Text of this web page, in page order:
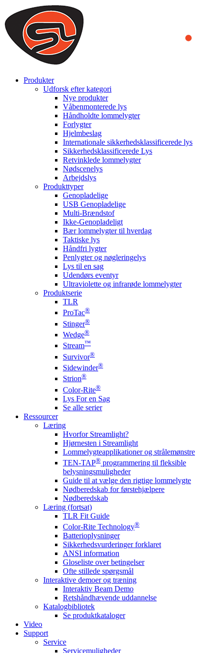
We use cookies to ensure that we provide you the best experience
on our website. By continuing to browse this website, you accept
that cookies are used to help us analyze how the website is used and
to offer you a better experience. To learn more or to find out how
you can disable cookies, you can access our
Produkter
Udforsk efter kategori
Nye produkter
Våbenmonterede lys
Håndholdte lommelygter
Forlygter
Hjelmbeslag
Internationale sikkerhedsklassificerede lys
Sikkerhedsklassificerede Lys
Retvinklede lommelygter
Nødscenelys
Arbejdslys
Produkttyper
Genopladelige
USB Genopladelige
Multi-Brændstof
Ikke-Genopladeligt
Bær lommelygter til hverdag
Taktiske lys
Håndfri lygter
Penlygter og nøgleringelys
Lys til en sag
Udendørs eventyr
Ultraviolette og infrarøde lommelygter
Produktserie
TLR
ProTac®
Stinger®
Wedge®
Stream™
Survivor®
Sidewinder®
Strion®
Color-Rite®
Lys For en Sag
Se alle serier
Ressourcer
Læring
Hvorfor Streamlight?
Hjørnesten i Streamlight
Lommelygteapplikationer og strålemønstre
TEN-TAP® programmering til fleksible
belysningsmuligheder
Guide til at vælge den rigtige lommelygte
Nødberedskab for førstehjælpere
Nødberedskab
Læring (fortsat)
TLR Fit Guide
Color-Rite Technology®
Batterioplysninger
Sikkerhedsvurderinger forklaret
ANSI information
Gloseliste over betingelser
Ofte stillede spørgsmål
Interaktive demoer og træning
Interaktiv Beam Demo
Retshåndhævende uddannelse
Katalogbibliotek
Se produktkataloger
Video
Support
Service
Servicemuligheder